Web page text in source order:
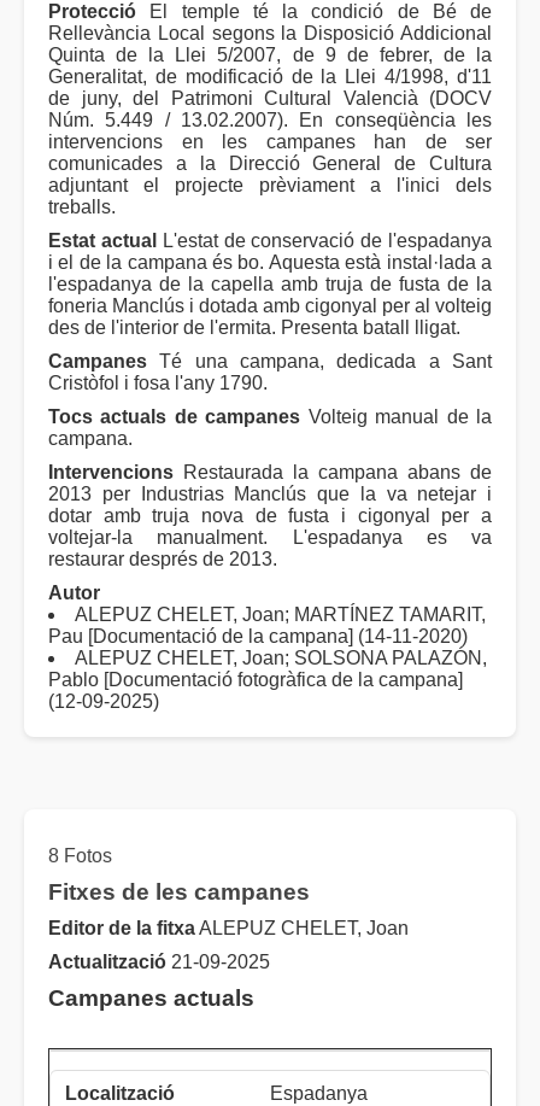
Protecció El temple té la condició de Bé de
Rellevància Local segons la Disposició Addicional
Quinta de la Llei 5/2007, de 9 de febrer, de la
Generalitat, de modificació de la Llei 4/1998, d'11
de juny, del Patrimoni Cultural Valencià (DOCV
Núm. 5.449 / 13.02.2007). En conseqüència les
intervencions en les campanes han de ser
comunicades a la Direcció General de Cultura
adjuntant el projecte prèviament a l'inici dels
treballs.
Estat actual
L'estat de conservació de l'espadanya
i el de la campana és bo. Aquesta està instal·lada a
l'espadanya de la capella amb truja de fusta de la
foneria Manclús i dotada amb cigonyal per al volteig
des de l'interior de l'ermita. Presenta batall lligat.
Campanes Té una campana, dedicada a Sant
Cristòfol i fosa l'any 1790.
Tocs actuals de campanes Volteig manual de la
campana.
Intervencions Restaurada la campana abans de
2013 per Industrias Manclús que la va netejar i
dotar amb truja nova de fusta i cigonyal per a
voltejar-la manualment. L'espadanya es va
restaurar després de 2013.
Autor
ALEPUZ CHELET, Joan; MARTÍNEZ TAMARIT,
Pau [Documentació de la campana] (14-11-2020)
ALEPUZ CHELET, Joan; SOLSONA PALAZÓN,
Pablo [Documentació fotogràfica de la campana]
(12-09-2025)
8 Fotos
Fitxes de les campanes
Editor de la fitxaALEPUZ CHELET, Joan
Actualització 21-09-2025
Campanes actuals
Espadanya